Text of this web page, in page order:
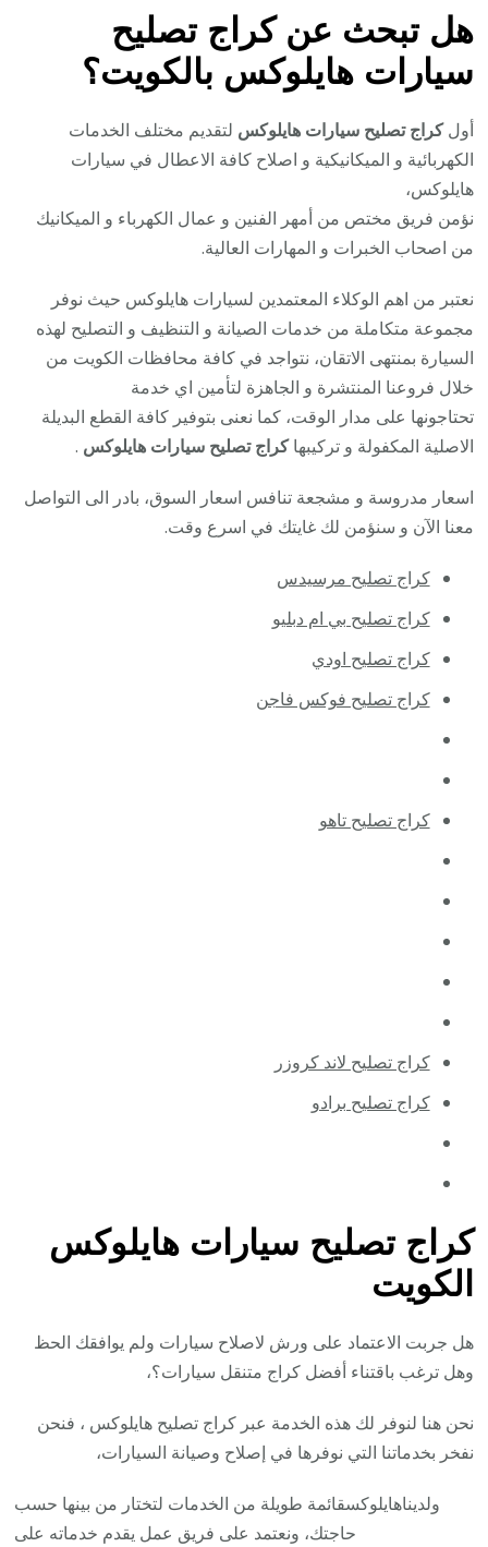
هل تبحث عن كراج تصليح
سيارات هايلوكس بالكويت؟
أولكراج تصليح سيارات هايلوكس لتقديم مختلف الخدمات
الكهربائية و الميكانيكية و اصلاح كافة الاعطال في سيارات
هايلوكس،
نؤمن فريق مختص من أمهر الفنين و عمال الكهرباء و الميكانيك
من اصحاب الخبرات و المهارات العالية.
نعتبر من اهم الوكلاء المعتمدين لسيارات هايلوكس حيث نوفر
مجموعة متكاملة من خدمات الصيانة و التنظيف و التصليح لهذه
السيارة بمنتهى الاتقان، نتواجد في كافة محافظات الكويت من
خلال فروعنا المنتشرة و الجاهزة لتأمين اي خدمة
تحتاجونها على مدار الوقت، كما نعنى بتوفير كافة القطع البديلة
الاصلية المكفولة و تركيبهاكراج تصليح سيارات هايلوكس .
اسعار مدروسة و مشجعة تنافس اسعار السوق، بادر الى التواصل
معنا الآن و سنؤمن لك غايتك في اسرع وقت.
كراج تصليح مرسيدس
كراج تصليح بي ام دبليو
كراج تصليح اودي
كراج تصليح فوكس فاجن
كراج تصليح تاهو
كراج تصليح لاند كروزر
كراج تصليح برادو
كراج تصليح سيارات هايلوكس
الكويت
هل جربت الاعتماد على ورش لاصلاح سيارات ولم يوافقك الحظ
وهل ترغب باقتناء أفضل كراج متنقل سيارات؟،
نحن هنا لنوفر لك هذه الخدمة عبر كراج تصليح هايلوكس ، فنحن
نفخر بخدماتنا التي نوفرها في إصلاح وصيانة السيارات،
ولديناهايلوكسقائمة طويلة من الخدمات لتختار من بينها حسب
حاجتك، ونعتمد على فريق عمل يقدم خدماته على